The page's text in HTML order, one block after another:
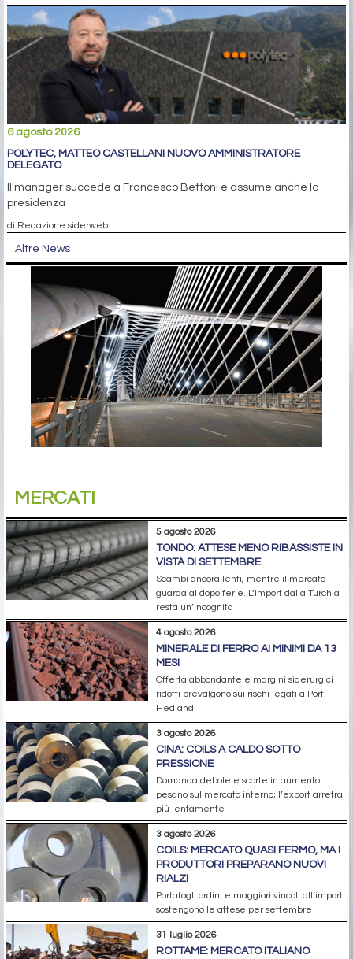
6 agosto 2026
POLYTEC, MATTEO CASTELLANI NUOVO AMMINISTRATORE
DELEGATO
Il manager succede a Francesco Bettoni e assume anche la
presidenza
di Redazione siderweb
Altre News
MERCATI
5 agosto 2026
TONDO: ATTESE MENO RIBASSISTE IN
VISTA DI SETTEMBRE
Scambi ancora lenti, mentre il mercato
guarda al dopo ferie. L’import dalla Turchia
resta un’incognita
4 agosto 2026
MINERALE DI FERRO AI MINIMI DA 13
MESI
Offerta abbondante e margini siderurgici
ridotti prevalgono sui rischi legati a Port
Hedland
3 agosto 2026
CINA: COILS A CALDO SOTTO
PRESSIONE
Domanda debole e scorte in aumento
pesano sul mercato interno; l’export arretra
più lentamente
3 agosto 2026
COILS: MERCATO QUASI FERMO, MA I
PRODUTTORI PREPARANO NUOVI
RIALZI
Portafogli ordini e maggiori vincoli all’import
sostengono le attese per settembre
31 luglio 2026
ROTTAME: MERCATO ITALIANO